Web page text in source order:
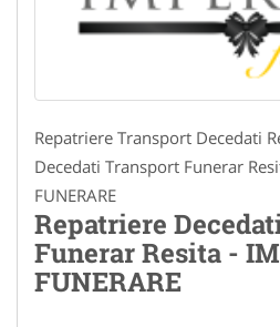
Repatriere Transport Decedati
Decedati Transport Funerar
FUNERARE
Repatriere
Funerar Resita -
FUNERARE